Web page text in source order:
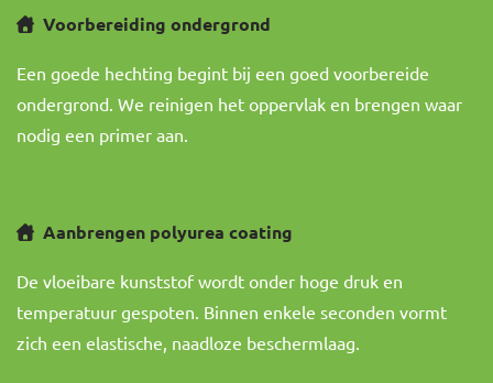
Voorbereiding ondergrond
Een goede hechting begint bij een goed voorbereide
ondergrond. We reinigen het oppervlak en brengen waar
nodig een primer aan.
Aanbrengen polyurea coating
De vloeibare kunststof wordt onder hoge druk en
temperatuur gespoten. Binnen enkele seconden vormt
zich een elastische, naadloze beschermlaag.